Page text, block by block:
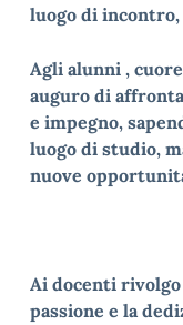
luogo di
Agli alunni ,
auguro di
e impegno,
luogo di studio,
nuove
Ai docenti
passione e la